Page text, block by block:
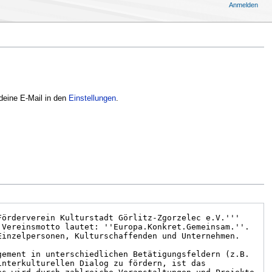
E-Mail in den Einstellungen.
Anmelden